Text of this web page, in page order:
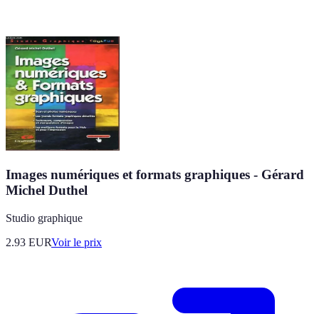
Images numériques et formats graphiques - Gérard
Michel Duthel
Studio graphique
2.93 EURVoir le prix